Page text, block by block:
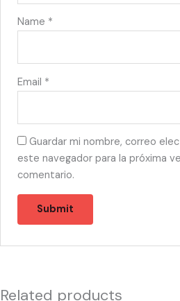
Name *
Email *
Guardar mi nombre, correo
este navegador para la próxima
comentario.
Related products